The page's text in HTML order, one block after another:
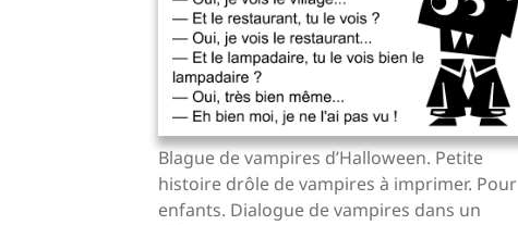
Blague de vampires d’Halloween. Petite
histoire drôle de vampires à imprimer. Pour
enfants. Dialogue de vampires dans un